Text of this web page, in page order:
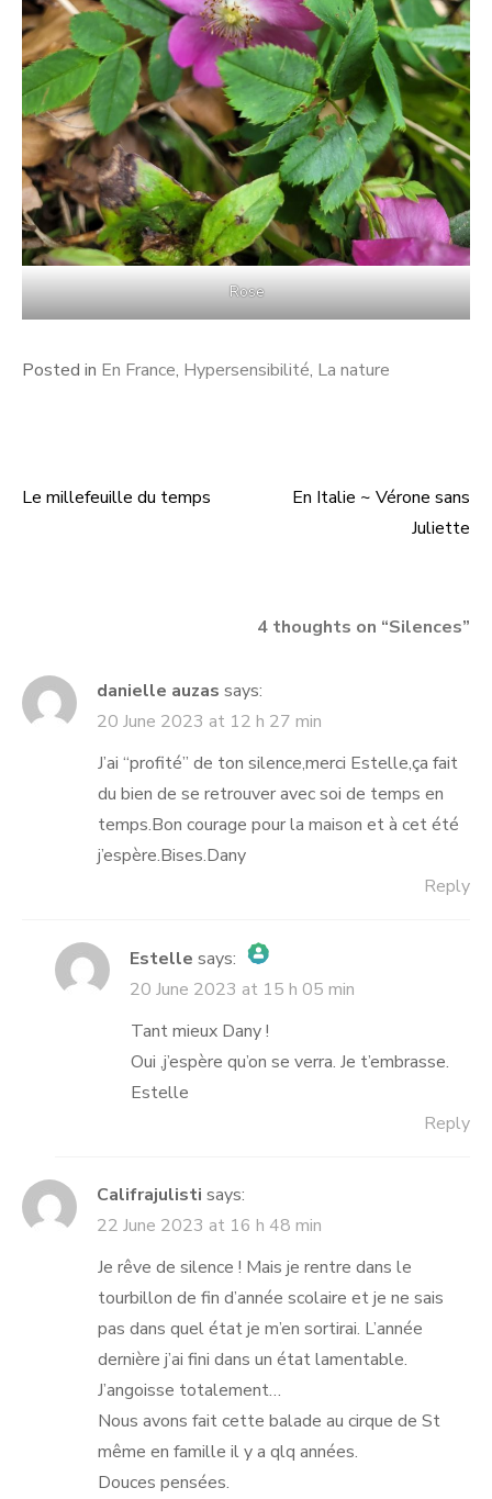
Rose
Posted in En France, Hypersensibilité, La nature
Post
Le millefeuille du temps
En Italie ~ Vérone sans
Juliette
4 thoughts on “Silences”
danielle auzas says:
20 June 2023 at 12 h 27 min
J’ai “profité” de ton silence,merci Estelle,ça fait
du bien de se retrouver avec soi de temps en
temps.Bon courage pour la maison et à cet été
j’espère.Bises.Dany
Reply
Estelle says:
The Real Person Badge!
Anti-Spam by CleanTalk
20 June 2023 at 15 h 05 min
Tant mieux Dany !
Oui ,j’espère qu’on se verra. Je t’embrasse.
Estelle
Reply
Califrajulisti says:
22 June 2023 at 16 h 48 min
Je rêve de silence ! Mais je rentre dans le
tourbillon de fin d’année scolaire et je ne sais
pas dans quel état je m’en sortirai. L’année
dernière j’ai fini dans un état lamentable.
J’angoisse totalement…
Nous avons fait cette balade au cirque de St
même en famille il y a qlq années.
Douces pensées.